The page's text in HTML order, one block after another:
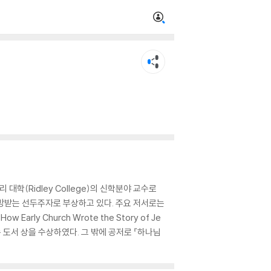
리 대학(Ridley College)의 신학분야 교수로
는 선두주자로 부상하고 있다. 주요 저서로는
How Early Church Wrote the Story of Je
상을 수상하였다. 그 밖에 공저로 『하나님